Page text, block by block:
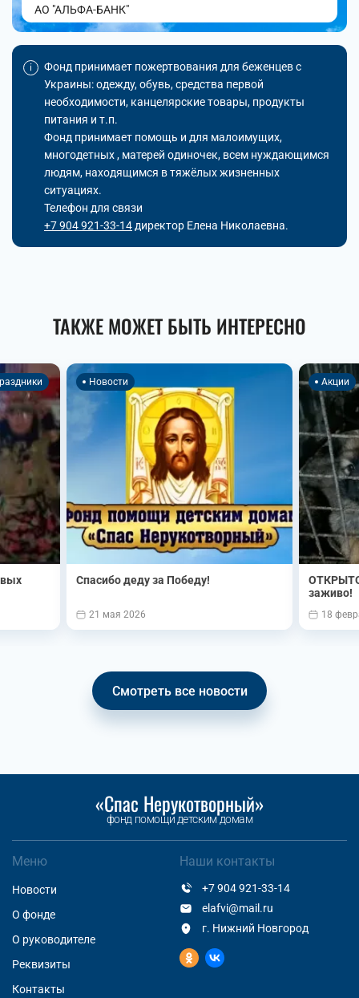
АО "АЛЬФА-БАНК"
Фонд принимает пожертвования для беженцев с
Украины: одежду, обувь, средства первой
необходимости, канцелярские товары, продукты
питания и т.п.
Фонд принимает помощь и для малоимущих,
многодетных , матерей одиночек, всем нуждающимся
людям, находящимся в тяжёлых жизненных
ситуациях.
Телефон для связи
+7 904 921-33-14 директор Елена Николаевна.
ТАКЖЕ МОЖЕТ БЫТЬ ИНТЕРЕСНО
Новости
Спасибо деду за Победу!
21 мая 2026
Акции
заживо!
18
Смотреть все новости
«Спас Нерукотворный»
фонд помощи детским домам
Меню
Новости
О фонде
О руководителе
Реквизиты
Контакты
Наши контакты
+7 904 921-33-14
elafvi@mail.ru
г. Нижний Новгород